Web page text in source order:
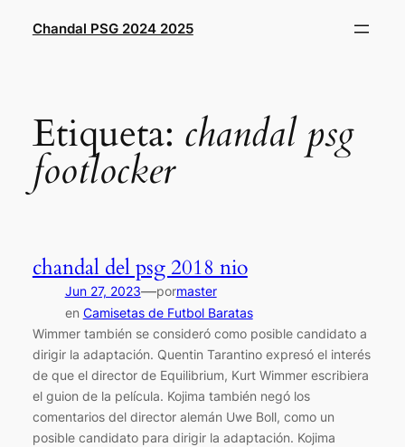
Chandal PSG 2024 2025
Etiqueta: chandal psg
footlocker
chandal del psg 2018 nio
Jun 27, 2023—pormaster
en Camisetas de Futbol Baratas
Wimmer también se consideró como posible candidato a
dirigir la adaptación. Quentin Tarantino expresó el interés
de que el director de Equilibrium, Kurt Wimmer escribiera
el guion de la película. Kojima también negó los
comentarios del director alemán Uwe Boll, como un
posible candidato para dirigir la adaptación. Kojima